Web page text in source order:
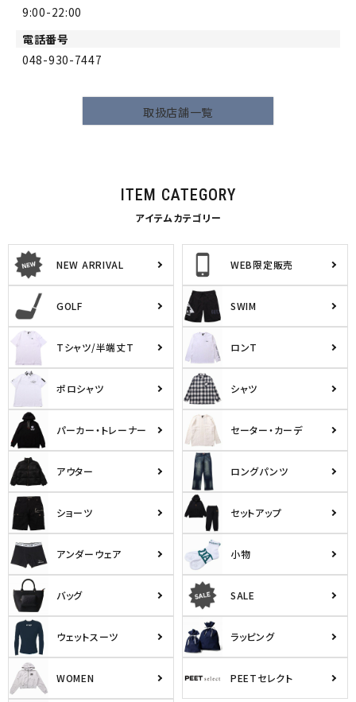
キーワードから探す
9:00-22:00
電話番号
048-930-7447
取扱店舗一覧
ITEM CATEGORY
アイテムカテゴリー
NEW ARRIVAL WEB限定販売
GOLF SWIM
Tシャツ/半端丈T ロンT
ポロシャツ シャツ
パーカー・トレーナー セーター・カーデ
アウター ロングパンツ
ショーツ セットアップ
アンダーウェア 小物
バッグ SALE
ウェットスーツ ラッピング
WOMEN PEETセレクト